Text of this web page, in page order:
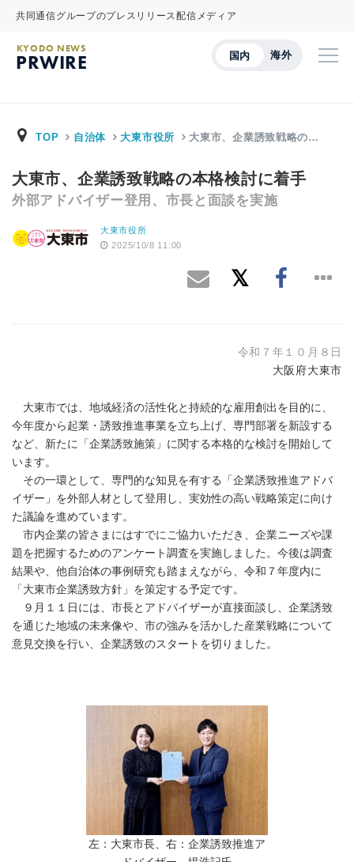
共同通信グループのプレスリリース配信メディア
国内 海外
KYODO NEWS
PRWIRE
TOP 自治体 大東市役所 大東市、企業誘致戦略の…
大東市、企業誘致戦略の本格検討に着手
外部アドバイザー登用、市長と面談を実施
大東市役所
2025/10/8 11:00
令和７年１０月８日
大阪府大東市
大東市では、地域経済の活性化と持続的な雇用創出を目的に、
今年度から起業・誘致推進事業を立ち上げ、専門部署を新設する
など、新たに「企業誘致施策」に関する本格的な検討を開始して
います。
その一環として、専門的な知見を有する「企業誘致推進アドバ
イザー」を外部人材として登用し、実効性の高い戦略策定に向け
た議論を進めています。
市内企業の皆さまにはすでにご協力いただき、企業ニーズや課
題を把握するためのアンケート調査を実施しました。今後は調査
結果や、他自治体の事例研究も踏まえながら、令和７年度内に
「大東市企業誘致方針」を策定する予定です。
９月１１日には、市長とアドバイザーが直接面談し、企業誘致
を通じた地域の未来像や、市の強みを活かした産業戦略について
意見交換を行い、企業誘致のスタートを切りました。
左：大東市長、右：企業誘致推進ア